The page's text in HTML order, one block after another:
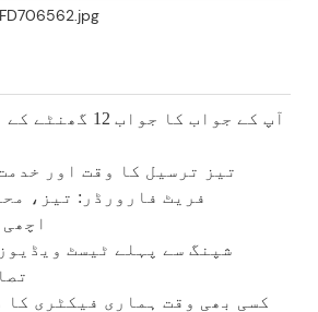
2) تیز ترسیل کا وقت اور
3) فریٹ فارورڈر: تیز،
4)